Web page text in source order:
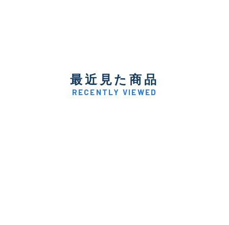
最近見た商品
RECENTLY VIEWED